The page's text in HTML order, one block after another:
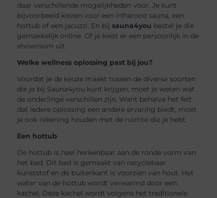
daar verschillende mogelijkheden voor. Je kunt
bijvoorbeeld kiezen voor een infrarood sauna, een
hottub of een jacuzzi. En bijsauna4you bestel je die
gemakkelijk online. Of je kiest er een persoonlijk in de
showroom uit.
Welke wellness oplossing past bij jou?
Voordat je de keuze maakt tussen de diverse soorten
die je bij Sauna4you kunt krijgen, moet je weten wat
de onderlinge verschillen zijn. Want behalve het feit
dat iedere oplossing een andere ervaring biedt, moet
je ook rekening houden met de ruimte die je hebt.
Een hottub
De hottub is heel herkenbaar aan de ronde vorm van
het bad. Dit bad is gemaakt van recyclebaar
kunststof en de buitenkant is voorzien van hout. Het
water van de hottub wordt verwarmd door een
kachel. Deze kachel wordt volgens het traditionele